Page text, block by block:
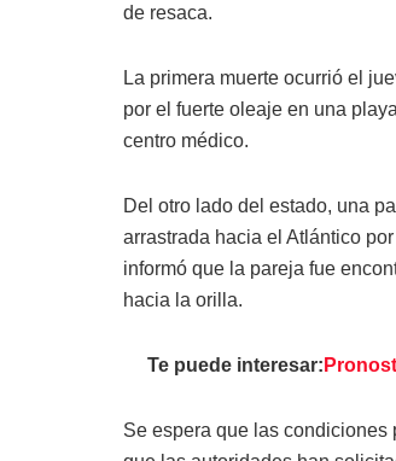
de resaca.
La primera muerte ocurrió el
por el fuerte oleaje en una
centro médico.
Del otro lado del estado, una
arrastrada hacia el Atlántico
informó que la pareja fue
hacia la orilla.
Te puede interesar:
Se espera que las